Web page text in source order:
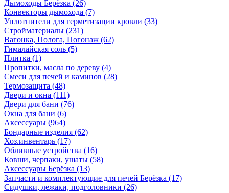
Дымоходы Берёзка (26)
Конвекторы дымохода (7)
Уплотнители для герметизации кровли (33)
Стройматериалы (231)
Вагонка, Полога, Погонаж (62)
Гималайская соль (5)
Плитка (1)
Пропитки, масла по дереву (4)
Смеси для печей и каминов (28)
Термозащита (48)
Двери и окна (111)
Двери для бани (76)
Окна для бани (6)
Аксессуары (964)
Бондарные изделия (62)
Хоз.инвентарь (17)
Обливные устройства (16)
Ковши, черпаки, ушаты (58)
Аксессуары Берёзка (13)
Запчасти и комплектующие для печей Берёзка (17)
Сидушки, лежаки, подголовники (26)